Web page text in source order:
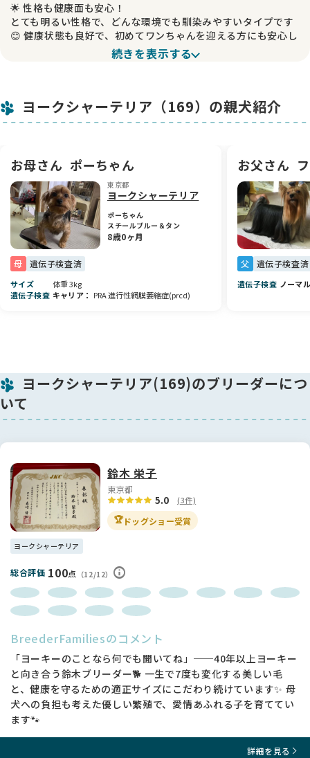
🌟 性格も健康面も安心！
とても明るい性格で、どんな環境でも馴染みやすいタイプです
😊 健康状態も良好で、初めてワンちゃんを迎える方にも安心し
ておすすめできる子です。
た。期待どおりの素敵な子に育っています。
続きを表示する
ヨークシャーテリア（169）の親犬紹介
お母さん ポーちゃん
東京都
ヨークシャーテリア
ポーちゃん
スチールブルー＆タン
8歳0ヶ月
母 遺伝子検査済
サイズ
体重 3kg
遺伝子検査 キャリア PRA 進行性網膜萎縮症(prcd)
お父さん
父 遺伝子検査済
遺伝子検査 ノーマ
ヨークシャーテリア(169)のブリーダーにつ
いて
鈴木 栄子
東京都
5.0 (3件)
🏆ドッグショー受賞
ヨークシャーテリア
総合評価 100点 （12/12）
BreederFamiliesのコメント
「ヨーキーのことなら何でも聞いてね」──40年以上ヨーキー
と向き合う鈴木ブリーダー🐕 一生で7度も変化する美しい毛
と、健康を守るための適正サイズにこだわり続けています✨ 母
犬への負担も考えた優しい繁殖で、愛情あふれる子を育ててい
ます🐾
詳細を見る